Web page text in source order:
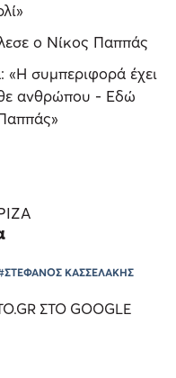
ο Νίκος Παππάς
συμπεριφορά έχει
ανθρώπου - Εδώ
ΚΑΣΣΕΛΑΚΗΣ
ΣΤΟ GOOGLE